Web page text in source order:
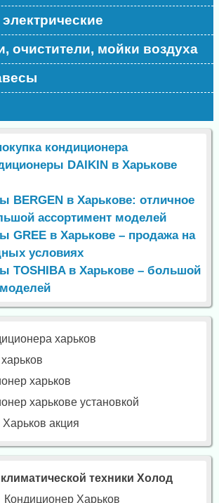
очистители, мойки воздуха
кондиционера
DAIKIN в Харькове
BERGEN в Харькове: отличное
ассортимент моделей
GREE в Харькове – продажа на
условиях
TOSHIBA в Харькове – большой
харьков
харьков
харькове установкой
акция
техники Холод
Кондиционер Харьков